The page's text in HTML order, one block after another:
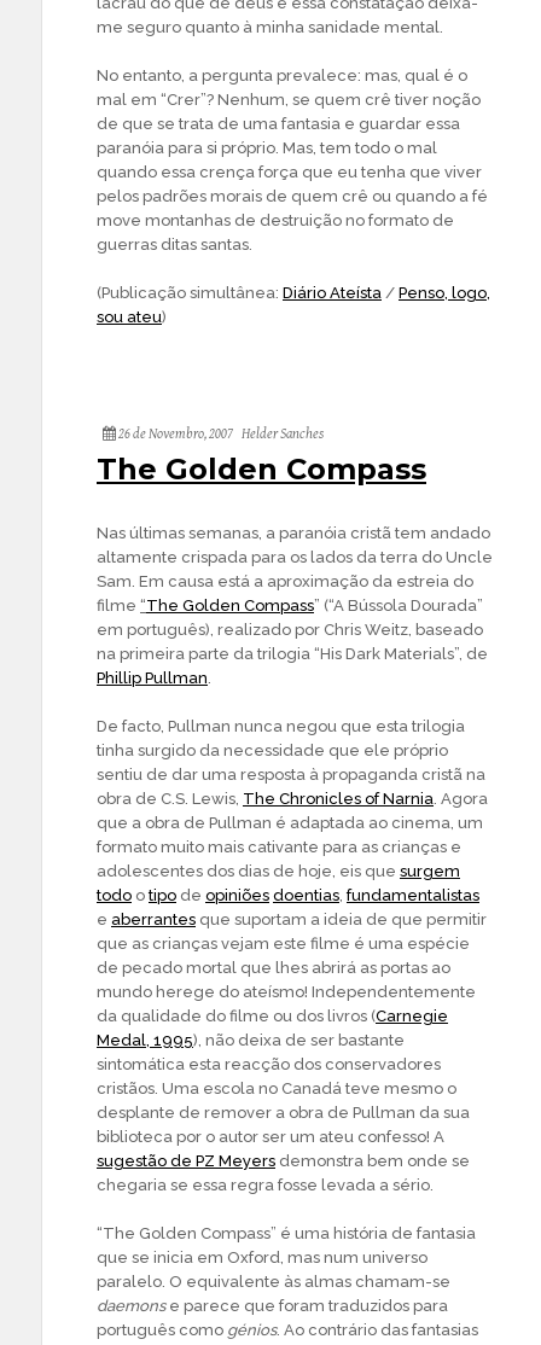
me seguro quanto à minha sanidade mental.
No entanto, a pergunta prevalece: mas, qual é o
mal em “Crer”? Nenhum, se quem crê tiver noção
de que se trata de uma fantasia e guardar essa
paranóia para si próprio. Mas, tem todo o mal
quando essa crença força que eu tenha que viver
pelos padrões morais de quem crê ou quando a fé
move montanhas de destruição no formato de
guerras ditas santas.
(Publicação simultânea: Diário Ateísta / Penso, logo,
sou ateu)
26 de Novembro, 2007 Helder Sanches
The Golden Compass
Nas últimas semanas, a paranóia cristã tem andado
altamente crispada para os lados da terra do Uncle
Sam. Em causa está a aproximação da estreia do
filme “The Golden Compass” (“A Bússola Dourada”
em português), realizado por Chris Weitz, baseado
na primeira parte da trilogia “His Dark Materials”, de
Phillip Pullman.
De facto, Pullman nunca negou que esta trilogia
tinha surgido da necessidade que ele próprio
sentiu de dar uma resposta à propaganda cristã na
obra de C.S. Lewis, The Chronicles of Narnia. Agora
que a obra de Pullman é adaptada ao cinema, um
formato muito mais cativante para as crianças e
adolescentes dos dias de hoje, eis que surgem
todo otipo de opiniões doentias,fundamentalistas
e aberrantes que suportam a ideia de que permitir
que as crianças vejam este filme é uma espécie
de pecado mortal que lhes abrirá as portas ao
mundo herege do ateísmo! Independentemente
da qualidade do filme ou dos livros (Carnegie
Medal, 1995), não deixa de ser bastante
sintomática esta reacção dos conservadores
cristãos. Uma escola no Canadá teve mesmo o
desplante de remover a obra de Pullman da sua
biblioteca por o autor ser um ateu confesso! A
sugestão de PZ Meyers demonstra bem onde se
chegaria se essa regra fosse levada a sério.
“The Golden Compass” é uma história de fantasia
que se inicia em Oxford, mas num universo
paralelo. O equivalente às almas chamam-se
daemonse parece que foram traduzidos para
português como génios. Ao contrário das fantasias